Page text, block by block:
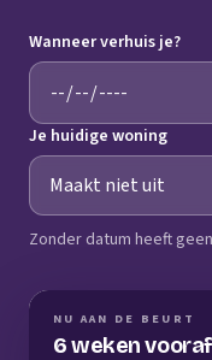
Wanneer verhuis je?
Je huidige woning
Zonder datum heeft
NU AAN DE BEURT
6 weken vooraf